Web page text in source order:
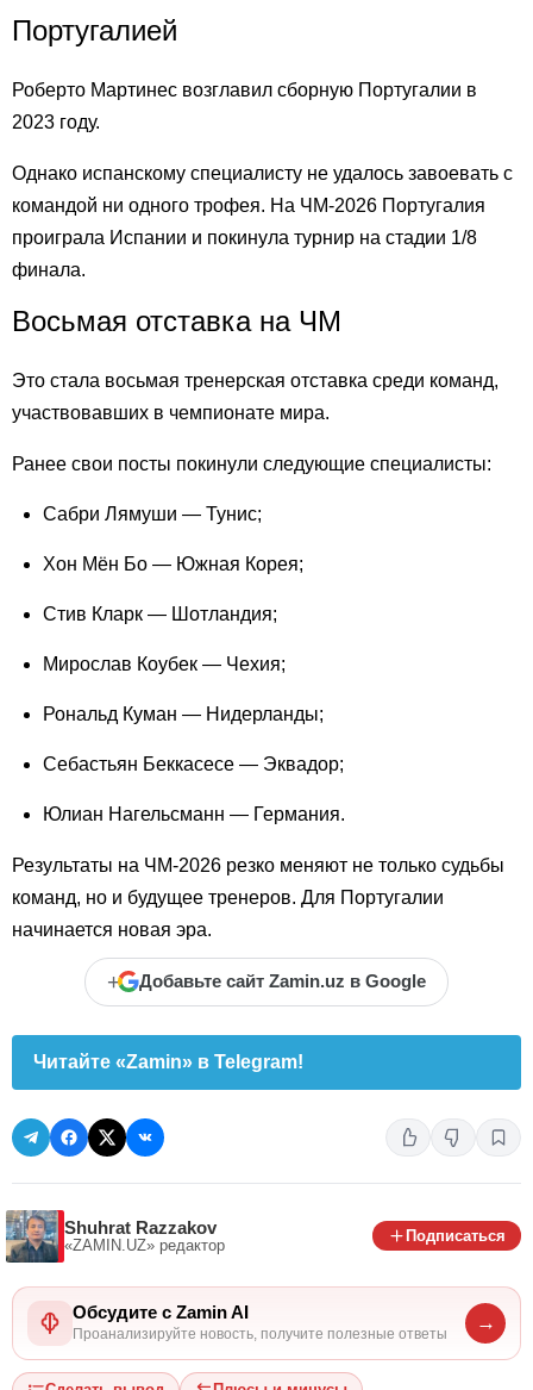
Португалией
Роберто Мартинес возглавил сборную Португалии в
2023 году.
Однако испанскому специалисту не удалось завоевать с
командой ни одного трофея. На ЧМ-2026 Португалия
проиграла Испании и покинула турнир на стадии 1/8
финала.
Восьмая отставка на ЧМ
Это стала восьмая тренерская отставка среди команд,
участвовавших в чемпионате мира.
Ранее свои посты покинули следующие специалисты:
Сабри Лямуши — Тунис;
Хон Мён Бо — Южная Корея;
Стив Кларк — Шотландия;
Мирослав Коубек — Чехия;
Рональд Куман — Нидерланды;
Себастьян Беккасесе — Эквадор;
Юлиан Нагельсманн — Германия.
Результаты на ЧМ-2026 резко меняют не только судьбы
команд, но и будущее тренеров. Для Португалии
начинается новая эра.
+ Добавьте сайт Zamin.uz в Google
Читайте «Zamin» в Telegram!
Shuhrat Razzakov
«ZAMIN.UZ» редактор
Подписаться
Обсудите с Zamin AI
Проанализируйте новость, получите полезные ответы
→